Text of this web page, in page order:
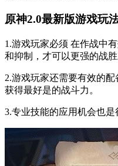
原神2.0最新版游戏玩
1.游戏玩家必须 在作战中
和抑制，才可以更强的战胜
2.游戏玩家还需要有效的
获得最好是的战斗力。
3.专业技能的应用机会也是